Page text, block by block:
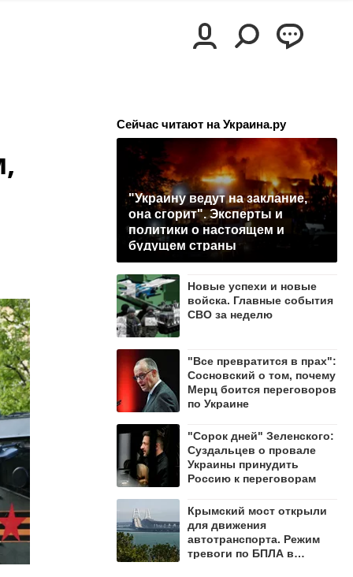
Сейчас читают на Украина.ру
"Украину ведут на заклание,
она сгорит". Эксперты и
политики о настоящем и
будущем страны
Новые успехи и новые
войска. Главные события
СВО за неделю
"Все превратится в прах":
Сосновский о том, почему
Мерц боится переговоров
по Украине
"Сорок дней" Зеленского:
Суздальцев о провале
Украины принудить
Россию к переговорам
Крымский мост открыли
для движения
автотранспорта. Режим
тревоги по БПЛА в